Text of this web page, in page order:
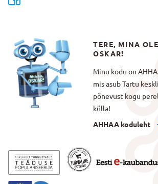
TERE, MINA
OSKAR!
Minu kodu on
mis asub Tartu
põnevust kogu
külla!
AHHAA koduleht